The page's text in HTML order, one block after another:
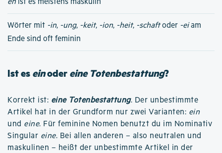
Wörter mit -in, -ung, -keit, -ion, -heit, -schaftoder -eiam
Ende sind oft feminin
Ist eseinodereine Totenbestattung?
Korrekt ist: eine Totenbestattung. Der unbestimmte
Artikel hat in der Grundform nur zwei Varianten: ein
und eine. Für feminine Nomen benutzt du im Nominativ
Singular eine. Bei allen anderen – also neutralen und
maskulinen – heißt der unbestimmte Artikel in der